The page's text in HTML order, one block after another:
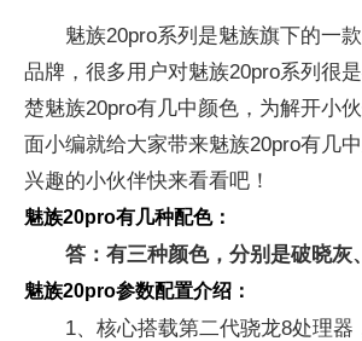
魅族20pro系列是魅族旗下的一
品牌，很多用户对魅族20pro系列很
楚魅族20pro有几中颜色，为解开小
面小编就给大家带来魅族20pro有几
兴趣的小伙伴快来看看吧！
魅族20pro有几种配色：
答：有三种颜色，分别是破晓灰
魅族20pro参数配置介绍：
1、核心搭载第二代骁龙8处理器